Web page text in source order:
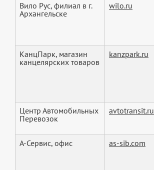
Вило Рус, филиал в г.
Архангельске
wilo.ru
КанцПарк, магазин
канцелярских товаров
kanzpark.ru
Центр Автомобильных
Перевозок
avtotransit.ru
А-Сервис, офис
as-sib.com